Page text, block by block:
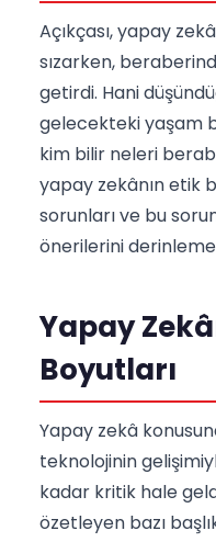
Açıkçası, yapay
sızarken,
getirdi. Hani
gelecekteki yaşam
kim bilir neleri
yapay zekânın etik
sorunları ve bu
önerilerini
Yapay
Boyutları
Yapay zekâ
teknolojinin
kadar kritik hale
özetleyen bazı